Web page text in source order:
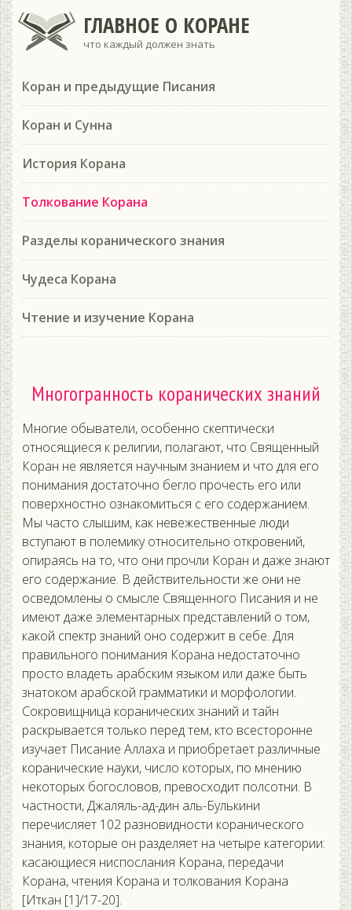
ГЛАВНОЕ О КОРАНЕ
что каждый должен знать
Коран и предыдущие Писания
Коран и Сунна
История Корана
Толкование Корана
Разделы коранического знания
Чудеса Корана
Чтение и изучение Корана
Многогранность коранических знаний
Многие обыватели, особенно скептически
относящиеся к религии, полагают, что Священный
Коран не является научным знанием и что для его
понимания достаточно бегло прочесть его или
поверхностно ознакомиться с его содержанием.
Мы часто слышим, как невежественные люди
вступают в полемику относительно откровений,
опираясь на то, что они прочли Коран и даже знают
его содержание. В действительности же они не
осведомлены о смысле Священного Писания и не
имеют даже элементарных представлений о том,
какой спектр знаний оно содержит в себе. Для
правильного понимания Корана недостаточно
просто владеть арабским языком или даже быть
знатоком арабской грамматики и морфологии.
Сокровищница коранических знаний и тайн
раскрывается только перед тем, кто всесторонне
изучает Писание Аллаха и приобретает различные
коранические науки, число которых, по мнению
некоторых богословов, превосходит полсотни. В
частности, Джаляль-ад-дин аль-Булькини
перечисляет 102 разновидности коранического
знания, которые он разделяет на четыре категории:
касающиеся ниспослания Корана, передачи
Корана, чтения Корана и толкования Корана
[Иткан [1]/17-20].